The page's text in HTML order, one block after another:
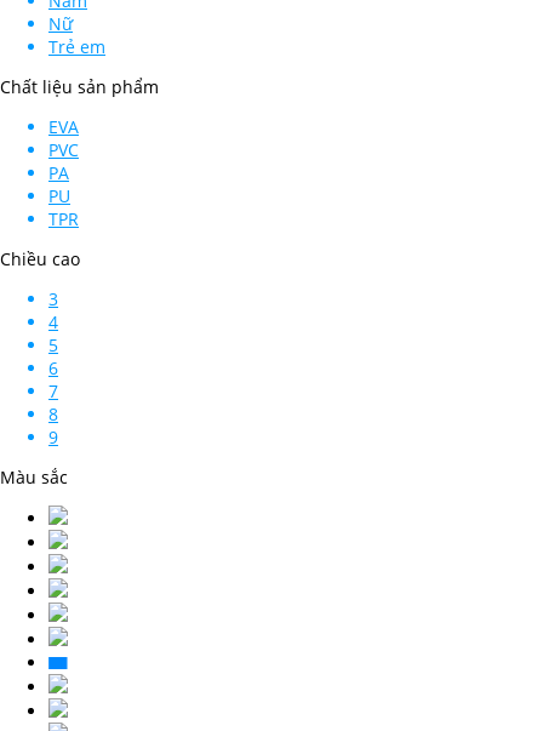
Nữ
Trẻ em
Chất liệu sản phẩm
EVA
PVC
PA
PU
TPR
Chiều cao
3
4
5
6
7
8
9
Màu sắc